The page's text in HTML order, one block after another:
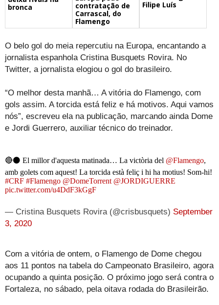
bronca
contratação de
Carrascal, do
Flamengo
Filipe Luís
O belo gol do meia repercutiu na Europa, encantando a
jornalista espanhola Cristina Busquets Rovira. No
Twitter, a jornalista elogiou o gol do brasileiro.
“O melhor desta manhã… A vitória do Flamengo, com
gols assim. A torcida está feliz e há motivos. Aqui vamos
nós”, escreveu ela na publicação, marcando ainda Dome
e Jordi Guerrero, auxiliar técnico do treinador.
🔴⚫ El millor d'aquesta matinada… La victòria del @Flamengo,
amb golets com aquest! La torcida està feliç i hi ha motius! Som-hi!
#CRF #Flamengo @DomeTorrent @JORDIGUERRE
pic.twitter.com/u4DdF3kGgF
— Cristina Busquets Rovira (@crisbusquets) September
3, 2020
Com a vitória de ontem, o Flamengo de Dome chegou
aos 11 pontos na tabela do Campeonato Brasileiro, agora
ocupando a quinta posição. O próximo jogo será contra o
Fortaleza, no sábado, pela oitava rodada do Brasileirão.